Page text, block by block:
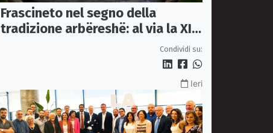
Frascineto nel segno della
tradizione arbëreshë: al via la XII
edizione della Festa del VinoCondividi su:
Ieri